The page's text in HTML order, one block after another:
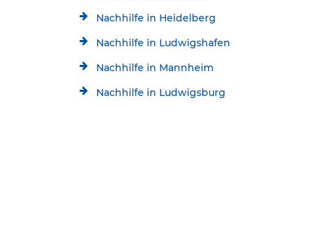
Nachhilfe in Heidelberg
Nachhilfe in Ludwigshafen
Nachhilfe in Mannheim
Nachhilfe in Ludwigsburg